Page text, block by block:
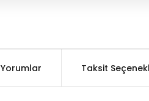
Yorumlar Taksit